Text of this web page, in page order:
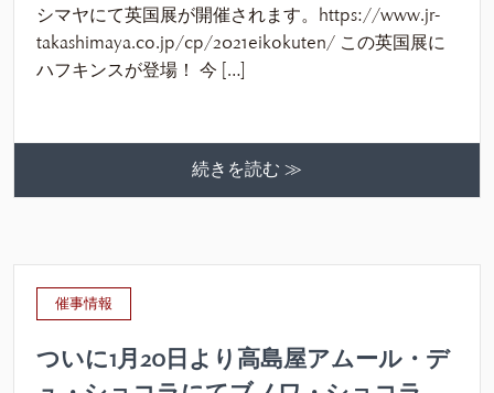
シマヤにて英国展が開催されます。https://www.jr-
takashimaya.co.jp/cp/2021eikokuten/ この英国展に
ハフキンスが登場！ 今 […]
続きを読む ≫
催事情報
ついに1月20日より高島屋アムール・デ